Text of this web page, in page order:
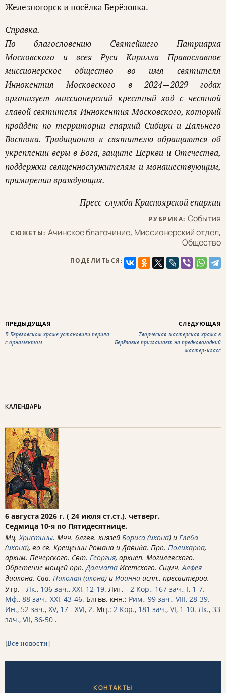
Железногорск и посёлка Берёзовка.
Справка.
По благословению Святейшего Патриарха
Московского и всея Руси Кирилла Православное
миссионерское общество во имя святителя
Иннокентия Московского в 2024—2029 годах
организует миссионерский крестный ход с честной
главой святителя Иннокентия Московского, который
пройдёт по территории епархий Сибири и Дальнего
Востока. Традиционно к святителю обращаются об
укреплении веры в Бога, защите Церкви и Отечества,
поддержки священнослужителям и монашествующим,
примирении враждующих.
Пресс-служба Красноярской епархии
РУБРИКА: События
СЮЖЕТЫ: Ачинское благочиние, Миссионерский отдел,
Общество
ПОДЕЛИТЬСЯ:
ПРЕДЫДУЩАЯ
В Берёзовском храме установили перила
с орнаментом
СЛЕДУЮЩАЯ
Творческая мастерская храма в
Берёзовке приглашает на предновогодний
мастер-класс
КАЛЕНДАРЬ
6 августа 2026 г. ( 24 июля ст.ст.), четверг.
Седмица 10-я по Пятидесятнице.
Мц.Христины. Мчч. блгвв. князей Бориса (икона) и Глеба
(икона), во св. Крещении Романа и Давида. Прп. Поликарпа,
архим. Печерского. Свт. Георгия, архиеп. Могилевского.
Обретение мощей прп.Далмата Исетского. Сщмч.Алфея
диакона. Свв. Николая (икона) и Иоанна испп., пресвитеров.
Утр. - Лк., 106 зач., XXI, 12-19. Лит. - 2 Кор., 167 зач., I, 1-7.
Мф., 88 зач., XXI, 43-46. Блгвв. кнн.: Рим., 99 зач., VIII, 28-39.
Ин., 52 зач., XV, 17 - XVI, 2. Мц.: 2 Кор., 181 зач., VI, 1-10. Лк., 33
зач., VII, 36-50 .
[Все новости]
КОНТАКТЫ